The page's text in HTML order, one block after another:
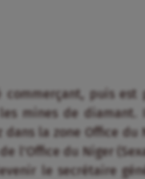
puis est
mines de diamant.
la zone Office du
du Niger
le secrétaire